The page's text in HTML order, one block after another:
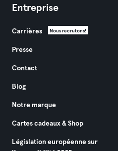
Entreprise
Carrières Nous recrutons!
Presse
Contact
Blog
Notre marque
Cartes cadeaux & Shop
Législation européenne sur